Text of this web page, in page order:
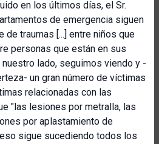
en los últimos días, el Sr.
de emergencia siguen
de traumas [...] entre niños que
personas que están en sus
lado, seguimos viendo y -
un gran número de víctimas
relacionadas con las
"las lesiones por metralla, las
por aplastamiento de
sigue sucediendo todos los